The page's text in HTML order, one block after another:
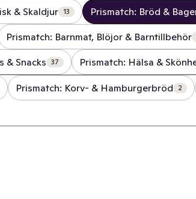
& Skaldjur 13 Prismatch: Bröd &
Prismatch: Barnmat, Blöjor & Barntillbehör
& Snacks 37 Prismatch: Hälsa &
Prismatch: Korv- & Hamburgerbröd 2